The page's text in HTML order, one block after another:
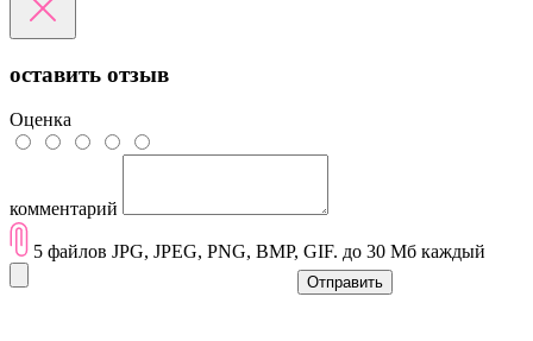
оставить отзыв
Оценка
комментарий
5 файлов JPG, JPEG, PNG, BMP, GIF. до 30 Мб каждый
Отправить